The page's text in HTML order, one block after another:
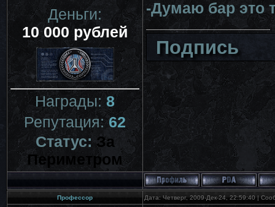
Деньги:
10 000 рублей
Награды:8
Репутация:62
Статус:За
Периметром
-Думаю бар это
Подпись
Профессор Дата: Четверг, 2009-Дек-24, 22:59:40 |